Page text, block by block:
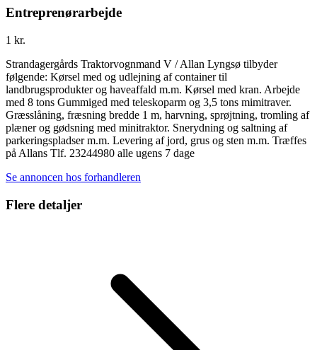
Entreprenørarbejde
1 kr.
Strandagergårds Traktorvognmand V / Allan Lyngsø tilbyder
følgende: Kørsel med og udlejning af container til
landbrugsprodukter og haveaffald m.m. Kørsel med kran. Arbejde
med 8 tons Gummiged med teleskoparm og 3,5 tons mimitraver.
Græsslåning, fræsning bredde 1 m, harvning, sprøjtning, tromling af
plæner og gødsning med minitraktor. Snerydning og saltning af
parkeringspladser m.m. Levering af jord, grus og sten m.m. Træffes
på Allans Tlf. 23244980 alle ugens 7 dage
Se annoncen hos forhandleren
Flere detaljer